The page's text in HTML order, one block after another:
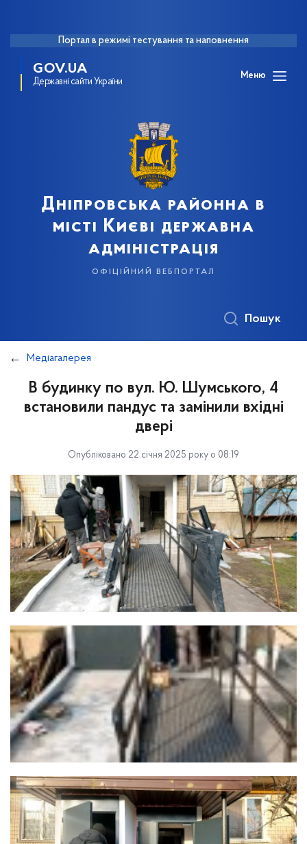
Портал в режимі тестування та наповнення
GOV.UA
Державні сайти України
Меню
Дніпровська районна в
місті Києві державна
адміністрація
офіційний вебпортал
Пошук
Медіагалерея
В будинку по вул. Ю. Шумського, 4
встановили пандус та замінили вхідні
двері
Опубліковано 22 січня 2025 року о 08:19